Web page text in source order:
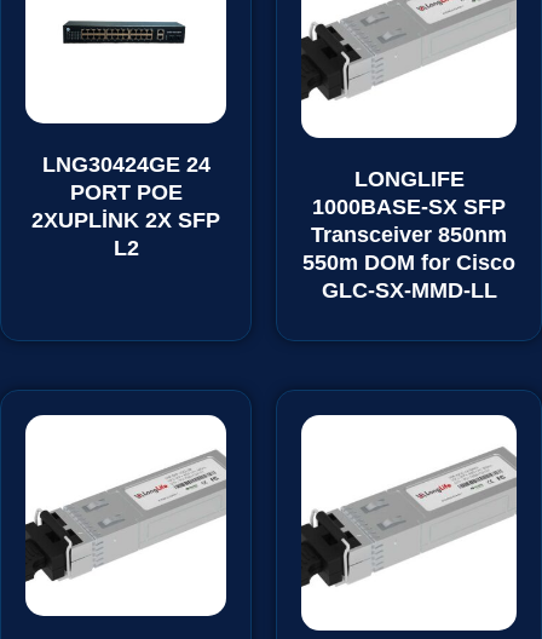
LNG30424GE 24
PORT POE
2XUPLİNK 2X SFP
L2
LONGLIFE
1000BASE-SX SFP
Transceiver 850nm
550m DOM for Cisco
GLC-SX-MMD-LL